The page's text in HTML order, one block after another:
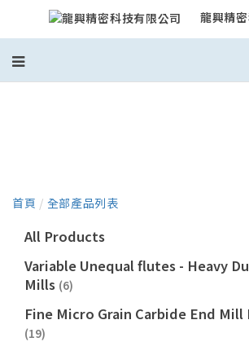
龍興精
首頁 / 全部產品列表
All Products
Variable Unequal flutes - Heavy
Mills (6)
Fine Micro Grain Carbide End Mill
(19)